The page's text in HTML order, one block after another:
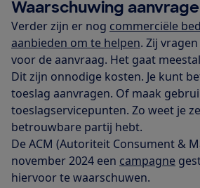
Waarschuwing
Verder zijn er nog commerciële
aanbieden om te helpen. Zij
voor de aanvraag. Het gaat
Dit zijn onnodige kosten. Je kunt
toeslag aanvragen. Of maak
toeslagservicepunten. Zo weet je
betrouwbare partij hebt.
De ACM (Autoriteit Consument &
november 2024 een campagne
hiervoor te waarschuwen.